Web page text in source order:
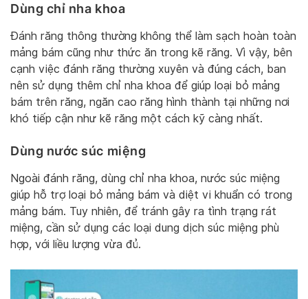
Dùng chỉ nha khoa
Đánh răng thông thường không thể làm sạch hoàn toàn
mảng bám cũng như thức ăn trong kẽ răng. Vì vậy, bên
cạnh việc đánh răng thường xuyên và đúng cách, ban
nên sử dụng thêm chỉ nha khoa để giúp loại bỏ mảng
bám trên răng, ngăn cao răng hình thành tại những nơi
khó tiếp cận như kẽ răng một cách kỹ càng nhất.
Dùng nước súc miệng
Ngoài đánh răng, dùng chỉ nha khoa, nước súc miệng
giúp hỗ trợ loại bỏ mảng bám và diệt vi khuẩn có trong
mảng bám. Tuy nhiên, để tránh gây ra tình trạng rát
miệng, cần sử dụng các loại dung dịch súc miệng phù
hợp, với liều lượng vừa đủ.